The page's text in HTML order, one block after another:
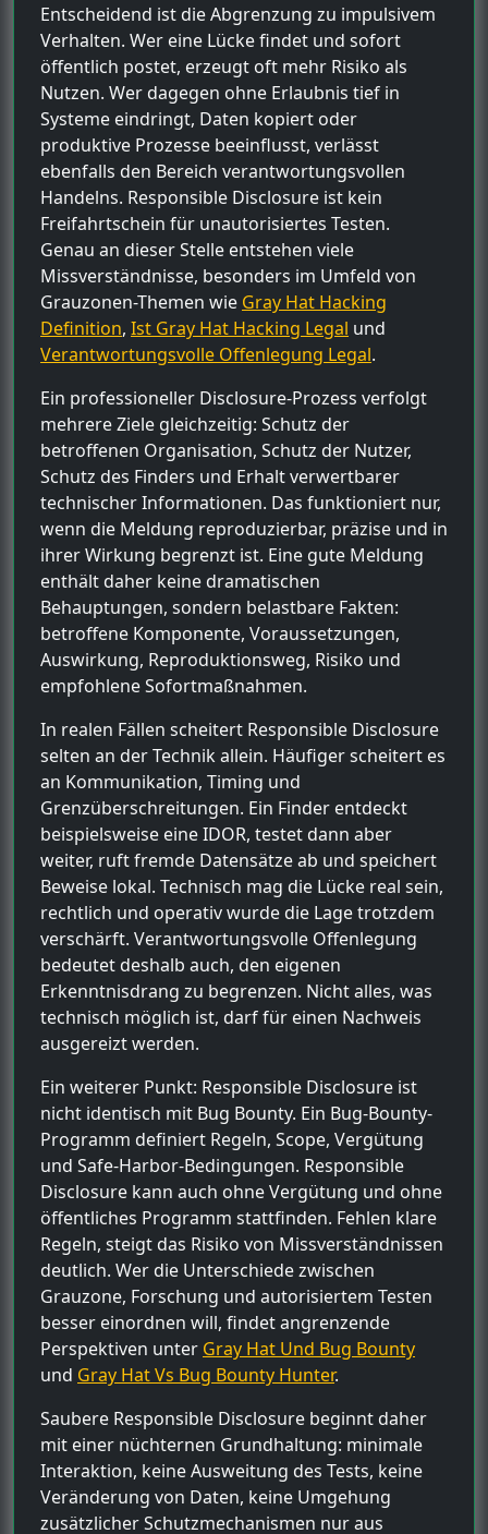
Entscheidend ist die Abgrenzung zu impulsivem
Verhalten. Wer eine Lücke findet und sofort
öffentlich postet, erzeugt oft mehr Risiko als
Nutzen. Wer dagegen ohne Erlaubnis tief in
Systeme eindringt, Daten kopiert oder
produktive Prozesse beeinflusst, verlässt
ebenfalls den Bereich verantwortungsvollen
Handelns. Responsible Disclosure ist kein
Freifahrtschein für unautorisiertes Testen.
Genau an dieser Stelle entstehen viele
Missverständnisse, besonders im Umfeld von
Grauzonen-Themen wie Gray Hat Hacking
Definition, Ist Gray Hat Hacking Legal und
Verantwortungsvolle Offenlegung Legal.
Ein professioneller Disclosure-Prozess verfolgt
mehrere Ziele gleichzeitig: Schutz der
betroffenen Organisation, Schutz der Nutzer,
Schutz des Finders und Erhalt verwertbarer
technischer Informationen. Das funktioniert nur,
wenn die Meldung reproduzierbar, präzise und in
ihrer Wirkung begrenzt ist. Eine gute Meldung
enthält daher keine dramatischen
Behauptungen, sondern belastbare Fakten:
betroffene Komponente, Voraussetzungen,
Auswirkung, Reproduktionsweg, Risiko und
empfohlene Sofortmaßnahmen.
In realen Fällen scheitert Responsible Disclosure
selten an der Technik allein. Häufiger scheitert es
an Kommunikation, Timing und
Grenzüberschreitungen. Ein Finder entdeckt
beispielsweise eine IDOR, testet dann aber
weiter, ruft fremde Datensätze ab und speichert
Beweise lokal. Technisch mag die Lücke real sein,
rechtlich und operativ wurde die Lage trotzdem
verschärft. Verantwortungsvolle Offenlegung
bedeutet deshalb auch, den eigenen
Erkenntnisdrang zu begrenzen. Nicht alles, was
technisch möglich ist, darf für einen Nachweis
ausgereizt werden.
Ein weiterer Punkt: Responsible Disclosure ist
nicht identisch mit Bug Bounty. Ein Bug-Bounty-
Programm definiert Regeln, Scope, Vergütung
und Safe-Harbor-Bedingungen. Responsible
Disclosure kann auch ohne Vergütung und ohne
öffentliches Programm stattfinden. Fehlen klare
Regeln, steigt das Risiko von Missverständnissen
deutlich. Wer die Unterschiede zwischen
Grauzone, Forschung und autorisiertem Testen
besser einordnen will, findet angrenzende
Perspektiven unter Gray Hat Und Bug Bounty
und Gray Hat Vs Bug Bounty Hunter.
Saubere Responsible Disclosure beginnt daher
mit einer nüchternen Grundhaltung: minimale
Interaktion, keine Ausweitung des Tests, keine
Veränderung von Daten, keine Umgehung
zusätzlicher Schutzmechanismen nur aus